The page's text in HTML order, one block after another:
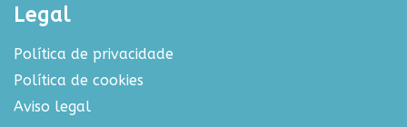
Legal
Política de privacidade
Política de cookies
Aviso legal